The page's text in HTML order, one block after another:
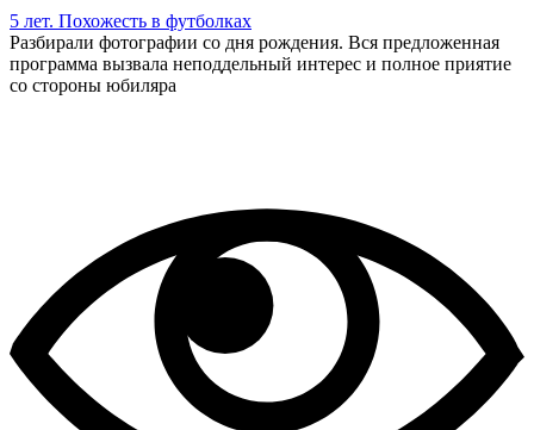
5 лет. Похожесть в футболках
Разбирали фотографии со дня рождения. Вся предложенная
программа вызвала неподдельный интерес и полное приятие
со стороны юбиляра